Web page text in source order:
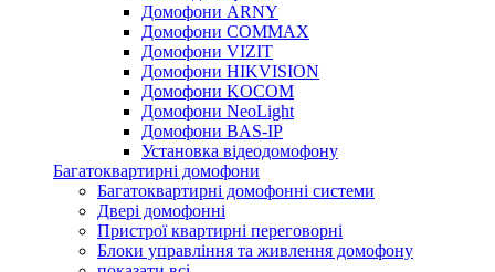
Домофони ARNY
Домофони COMMAX
Домофони VIZIT
Домофони HIKVISION
Домофони KOCOM
Домофони NeoLight
Домофони BAS-IP
Установка відеодомофону
Багатоквартирні домофони
Багатоквартирні домофонні системи
Двері домофонні
Пристрої квартирні переговорні
Блоки управління та живлення домофону